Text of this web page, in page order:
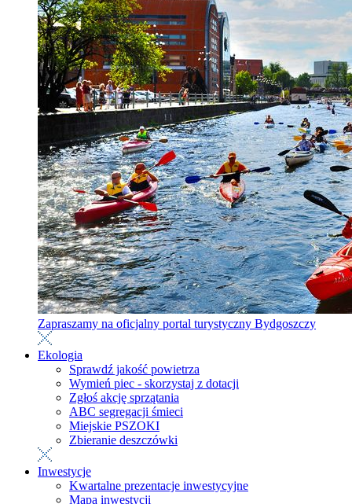
Zapraszamy na oficjalny portal turystyczny Bydgoszczy
Ekologia
Sprawdź jakość powietrza
Wymień piec - skorzystaj z dotacji
Zgłoś akcję sprzątania
ABC segregacji śmieci
Miejskie PSZOKI
Zbieranie deszczówki
Inwestycje
Kwartalne prezentacje inwestycyjne
Mapa inwestycji